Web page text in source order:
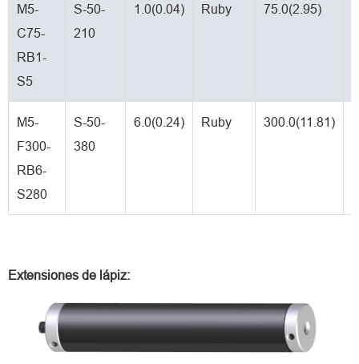
M5-
C75-
RB1-
S5
S-50-
210
1.0(0.04) Ruby 75.0(2.95)
M5-
F300-
RB6-
S280
S-50-
380
6.0(0.24) Ruby 300.0(11.81)
Extensiones de lápiz: